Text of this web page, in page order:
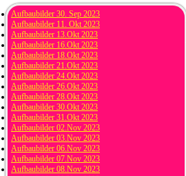
Aufbaubilder 30. Sep 2023
Aufbaubilder 11. Okt 2023
Aufbaubilder 13.Okt 2023
Aufbaubilder 16.Okt 2023
Aufbaubilder 18.Okt 2023
Aufbaubilder 21.Okt 2023
Aufbaubilder 24.Okt 2023
Aufbaubilder 26.Okt 2023
Aufbaubilder 28.Okt 2023
Aufbaubilder 30.Okt 2023
Aufbaubilder 31.Okt 2023
Aufbaubilder 02.Nov 2023
Aufbaubilder 03.Nov 2023
Aufbaubilder 06.Nov 2023
Aufbaubilder 07.Nov 2023
Aufbaubilder 08.Nov 2023